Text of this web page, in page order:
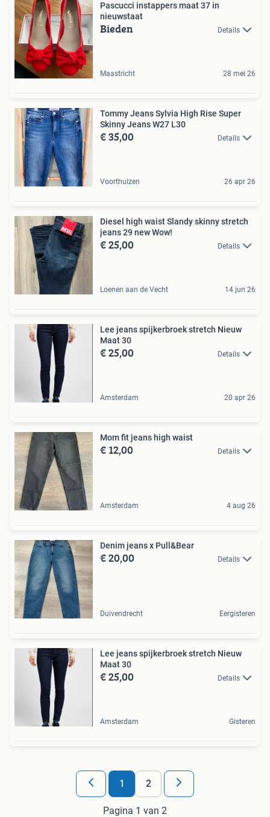
Pascucci instappers maat 37 in
nieuwstaat
Bieden Details
Maastricht 28 mei 26
Tommy Jeans Sylvia High Rise Super
Skinny Jeans W27 L30
€ 35,00 Details
Voorthuizen 26 apr 26
Diesel high waist Slandy skinny stretch
jeans 29 new Wow!
€ 25,00 Details
Loenen aan de Vecht 14 jun 26
Lee jeans spijkerbroek stretch Nieuw
Maat 30
€ 25,00 Details
Amsterdam 20 apr 26
Mom fit jeans high waist
€ 12,00 Details
Amsterdam 4 aug 26
Denim jeans x Pull&Bear
€ 20,00 Details
Duivendrecht Eergisteren
Lee jeans spijkerbroek stretch Nieuw
Maat 30
€ 25,00 Details
Amsterdam Gisteren
1 2
Pagina 1 van 2